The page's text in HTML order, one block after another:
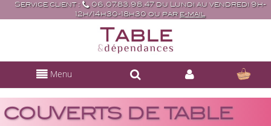
Service client :
06.07.83.98.47 du Lundi au vendredi 9h-
12h/14h30-18h30 ou par e-mail
Menu
COUVERTS DE TABLE